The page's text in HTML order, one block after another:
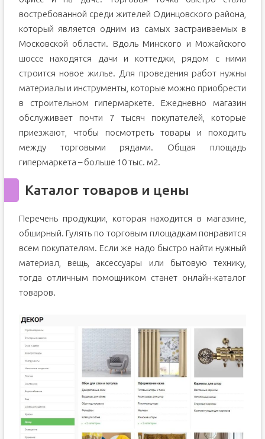
востребованной среди жителей Одинцовского района,
который является одним из самых застраиваемых в
Московской области. Вдоль Минского и Можайского
шоссе находятся дачи и коттеджи, рядом с ними
строится новое жилье. Для проведения работ нужны
материалы и инструменты, которые можно приобрести
в строительном гипермаркете. Ежедневно магазин
обслуживает почти 7 тысяч покупателей, которые
приезжают, чтобы посмотреть товары и походить
между торговыми рядами. Общая площадь
гипермаркета – больше 10 тыс. м2.
Каталог товаров и цены
Перечень продукции, которая находится в магазине,
обширный. Гулять по торговым площадкам понравится
всем покупателям. Если же надо быстро найти нужный
материал, вещь, аксессуары или бытовую технику,
тогда отличным помощником станет онлайн-каталог
товаров.